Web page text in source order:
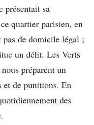
présentait sa
quartier parisien, en
pas de domicile légal ;
un délit. Les Verts
préparent un
et de punitions. En
des